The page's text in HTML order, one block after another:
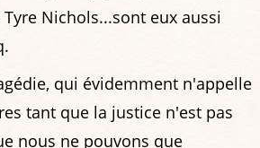
Nichols...sont eux aussi
qui évidemment n'appelle
tant que la justice n'est pas
nous ne pouvons que